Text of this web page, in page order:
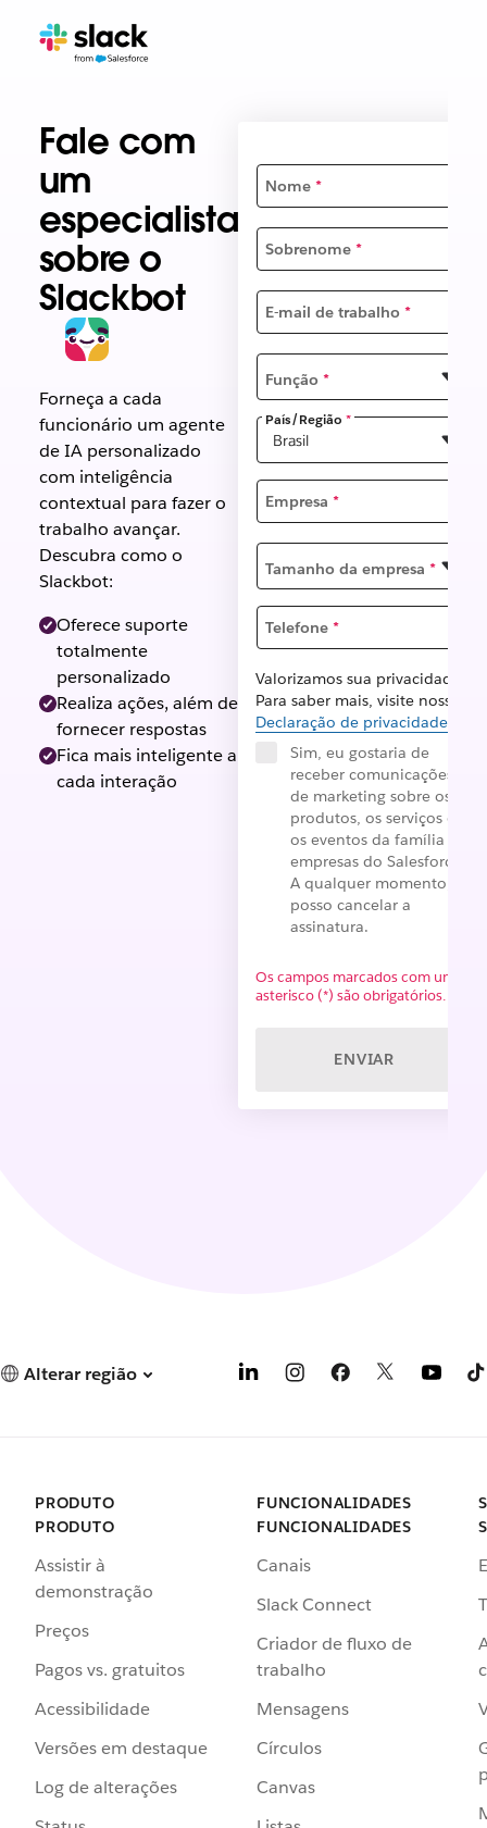
Fale com
um
especialista
sobre o
Slackbot
Forneça a cada
funcionário um agente
de IA personalizado
com inteligência
contextual para fazer o
trabalho avançar.
Descubra como o
Slackbot:
Oferece suporte
totalmente
personalizado
Realiza ações, além de
fornecer respostas
Fica mais inteligente a
cada interação
Nome *
Sobrenome *
E-mail de trabalho *
Função *
País/Região *
Empresa *
Tamanho da empresa *
Telefone *
Valorizamos sua privacidade.
Para saber mais, visite nossa
Declaração de privacidade
Sim, eu gostaria de
receber comunicações
de marketing sobre os
produtos, os serviços e
os eventos da família de
empresas do Salesforce.
A qualquer momento,
posso cancelar a
assinatura.
Os campos marcados com um
asterisco (*) são obrigatórios.
ENVIAR
Alterar região
PRODUTO
PRODUTO
Assistir à
demonstração
Preços
Pagos vs. gratuitos
Acessibilidade
Versões em destaque
Log de alterações
FUNCIONALIDADES
FUNCIONALIDADES
Canais
Slack Connect
Criador de fluxo de
trabalho
Mensagens
Círculos
Canvas